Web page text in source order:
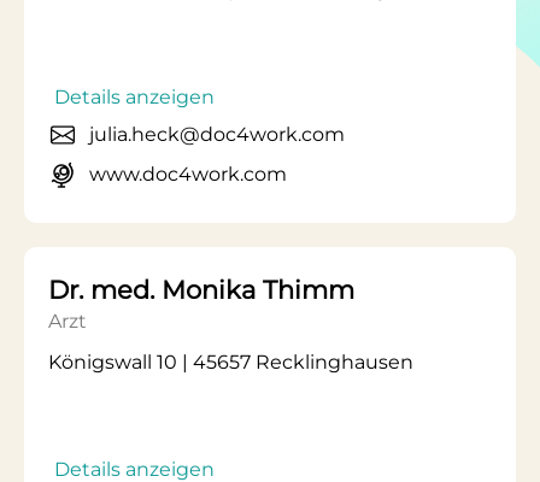
Details anzeigen
julia.heck@doc4work.com
www.doc4work.com
Dr. med. Monika Thimm
Arzt
Königswall 10 | 45657 Recklinghausen
Details anzeigen